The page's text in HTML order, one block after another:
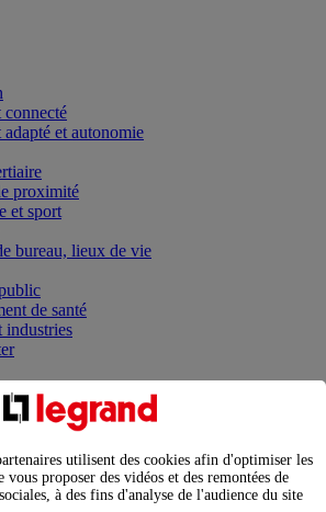
et autonomie
proximité
et sport
bureau, lieux de vie
de santé
industries
et planifier le fonctionnement des appareils
optimiser son tableau électrique
Center Solutions : concentrer les
service de vos performances
utilisent des cookies afin d'optimiser les
proposer des vidéos et des remontées de
à des fins d'analyse de l'audience du site